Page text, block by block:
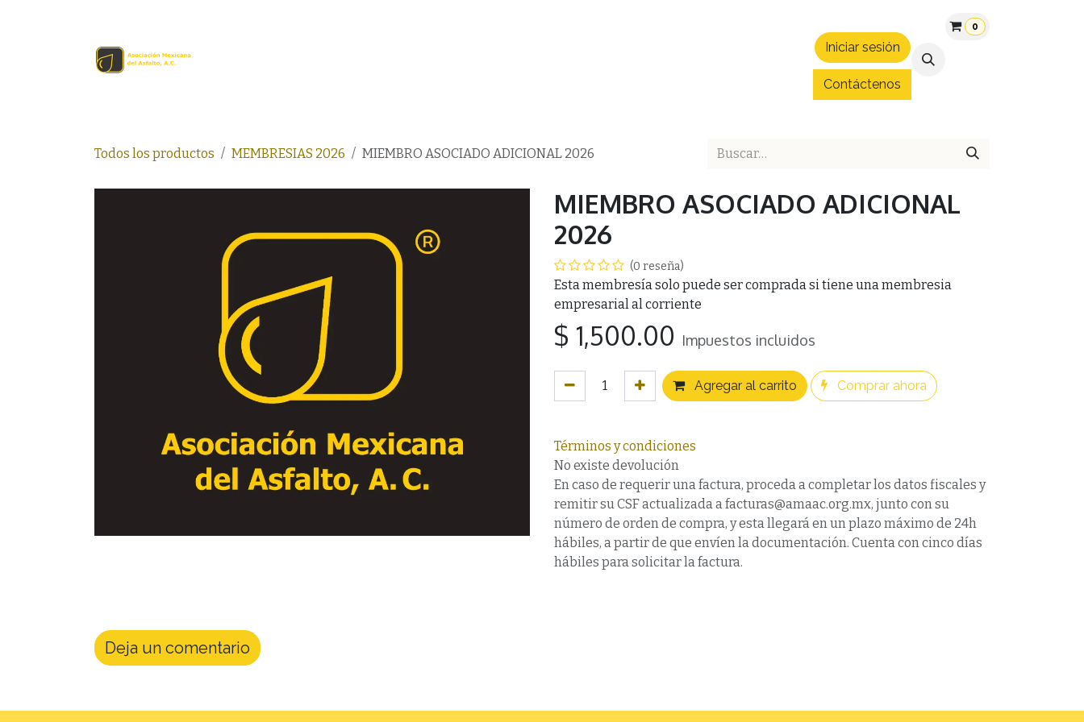
Patrocinios Convenios
Iniciar sesión
Contáctenos
0
Todos los productos MEMBRESIAS 2026 MIEMBRO ASOCIADO ADICIONAL 2026
MIEMBRO ASOCIADO ADICIONAL
2026
(0 reseña)
Esta membresía solo puede ser comprada si tiene una membresia
empresarial al corriente
$ 1,500.00 Impuestos incluidos
Agregar al carrito Comprar ahora
Términos y condiciones
No existe devolución
En caso de requerir una factura, proceda a completar los datos fiscales y
remitir su CSF actualizada a facturas@amaac.org.mx, junto con su
número de orden de compra, y esta llegará en un plazo máximo de 24h
hábiles, a partir de que envíen la documentación. Cuenta con cinco días
hábiles para solicitar la factura.
Deja un comentario